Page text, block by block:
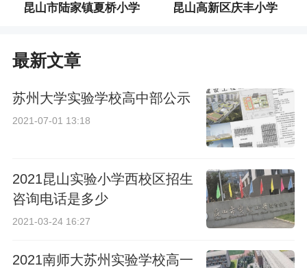
昆山市陆家镇夏桥小学 昆山高新区庆丰小学
最新文章
苏州大学实验学校高中部公示
2021-07-01 13:18
2021昆山实验小学西校区招生
咨询电话是多少
2021-03-24 16:27
2021南师大苏州实验学校高一